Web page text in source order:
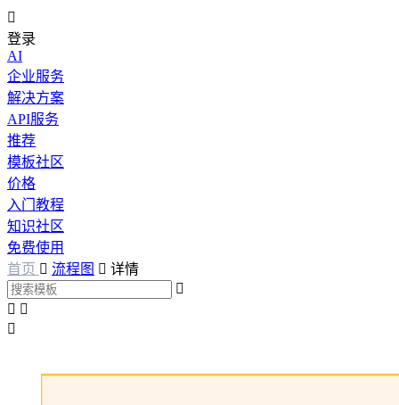

登录
AI
企业服务
解决方案
API服务
推荐
模板社区
价格
入门教程
知识社区
免费使用
首页  流程图  详情

 
